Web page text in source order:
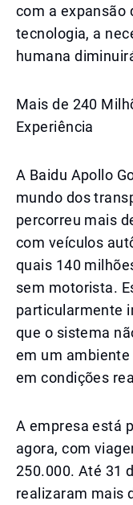
com a expansão
tecnologia, a
humana
Mais de 240
Experiência
A Baidu Apollo
mundo dos
percorreu mais
com veículos
quais 140
sem motorista.
particularmente
que o sistema
em um
em condições
A empresa está
agora, com
250.000. Até 31
realizaram mais